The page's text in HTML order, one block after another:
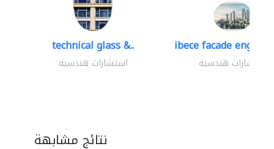
technical glass &..
استشارات هندسية
ibece facade
استشارات هندسية
نتائج مشابهة